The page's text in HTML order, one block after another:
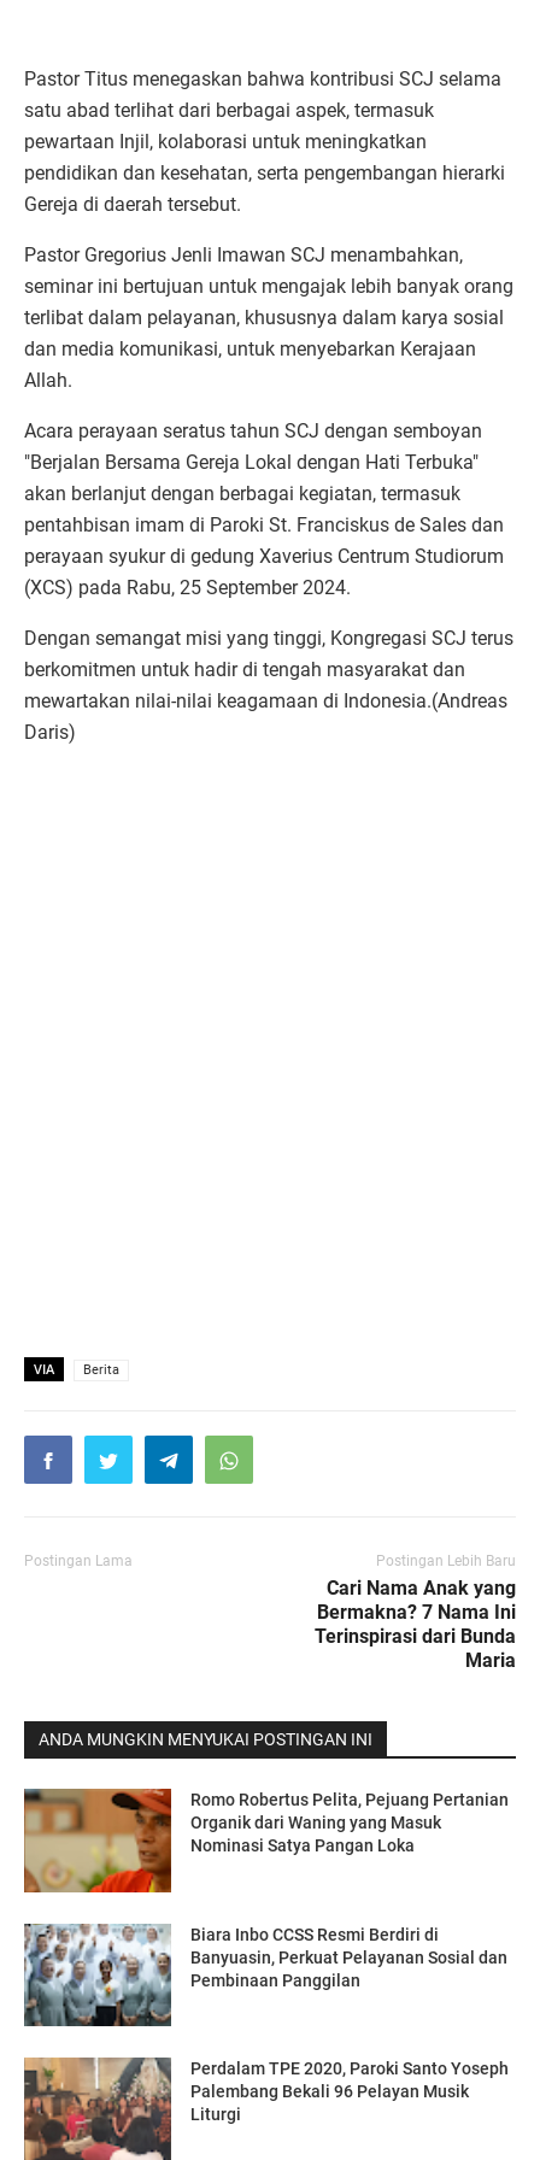
Pastor Titus menegaskan bahwa kontribusi SCJ selama
satu abad terlihat dari berbagai aspek, termasuk
pewartaan Injil, kolaborasi untuk meningkatkan
pendidikan dan kesehatan, serta pengembangan hierarki
Gereja di daerah tersebut.
Pastor Gregorius Jenli Imawan SCJ menambahkan,
seminar ini bertujuan untuk mengajak lebih banyak orang
terlibat dalam pelayanan, khususnya dalam karya sosial
dan media komunikasi, untuk menyebarkan Kerajaan
Allah.
Acara perayaan seratus tahun SCJ dengan semboyan
"Berjalan Bersama Gereja Lokal dengan Hati Terbuka"
akan berlanjut dengan berbagai kegiatan, termasuk
pentahbisan imam di Paroki St. Franciskus de Sales dan
perayaan syukur di gedung Xaverius Centrum Studiorum
(XCS) pada Rabu, 25 September 2024.
Dengan semangat misi yang tinggi, Kongregasi SCJ terus
berkomitmen untuk hadir di tengah masyarakat dan
mewartakan nilai-nilai keagamaan di Indonesia.(Andreas
Daris)
VIA Berita
Postingan Lama Postingan Lebih Baru
Cari Nama Anak yang
Bermakna? 7 Nama Ini
Terinspirasi dari Bunda
Maria
ANDA MUNGKIN MENYUKAI POSTINGAN INI
Romo Robertus Pelita, Pejuang Pertanian
Organik dari Waning yang Masuk
Nominasi Satya Pangan Loka
Biara Inbo CCSS Resmi Berdiri di
Banyuasin, Perkuat Pelayanan Sosial dan
Pembinaan Panggilan
Perdalam TPE 2020, Paroki Santo Yoseph
Palembang Bekali 96 Pelayan Musik
Liturgi